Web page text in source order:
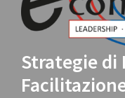
Strategie di